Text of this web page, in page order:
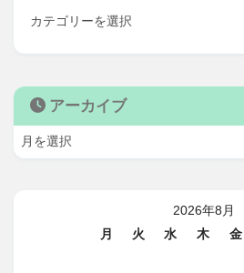
アーカイブ
2026年8月
月
火 水 木 金